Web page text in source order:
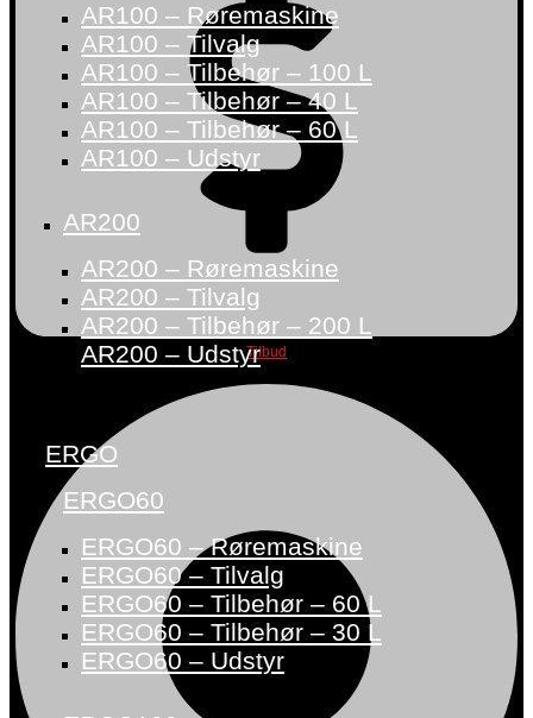
Tilbud
AR100 – Røremaskine
AR100 – Tilvalg
AR100 – Tilbehør – 100 L
AR100 – Tilbehør – 40 L
AR100 – Tilbehør – 60 L
AR100 – Udstyr
AR200
AR200 – Røremaskine
AR200 – Tilvalg
AR200 – Tilbehør – 200 L
AR200 – Udstyr
ERGO
ERGO60
ERGO60 – Røremaskine
ERGO60 – Tilvalg
ERGO60 – Tilbehør – 60 L
ERGO60 – Tilbehør – 30 L
ERGO60 – Udstyr